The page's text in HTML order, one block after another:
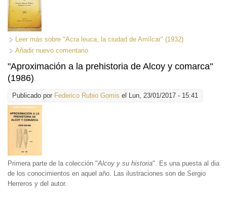
Leer más sobre "Acra leuca, la ciudad de Amílcar" (1932)
Añadir nuevo comentario
"Aproximación a la prehistoria de Alcoy y comarca"
(1986)
Publicado por Federico Rubio Gomis el Lun, 23/01/2017 - 15:41
Primera parte de la colección "Alcoy y su historia". Es una puesta al dia
de los conocimientos en aquel año. Las ilustraciones son de Sergio
Herreros y del autor.